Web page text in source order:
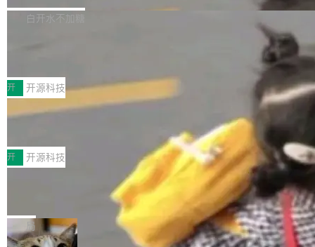
个主 agent 循环，外加一组后台 agent。这些后
库，并将作为transport接入Mooncake TENT。
MPComm将作为一种传输引擎接入Mooncake T
ENT，实现零拷贝传输性能提升30%、非零拷贝
传输性能最高提升5倍。UCL-MPComm底层基
于自研UCL-Engine通信引擎，后续腾讯网平将
持续开源更多基于UCL-Engine的高性能通信组
件。 腾讯网平团队在UCL-MPComm中实现了一
个独立于业务线程的全局通信引擎（Engine），
白开水不加糖
型案例入选名单》，深信服“面向企业研发场景的
开源 AI 编程平台 CoStrict 应用”凭借卓越的技术
创新与落地成效成功入选。 全链路私有化部署，
助力企业AI研发安全落地 当前，越来越多企业已
经开始引入 AI Coding 工具，通过调用公有云模
型或企业内部部署模型提升研发效率。但随着 AI
Coding 从个人辅助工具逐步走向团队级、组织
级应用，企业在规模化落地过程中，对安全性、
可控性和代码质量提出了更高要求。 首先是数据
安全与合规要求。对于大多数普通研发场景，公
开 开源科技
深信服AI算力网关入选工信部人工智能
前不久，工业和信息化部正式发布《2025年人工
智能应用典型案例名单》，集中展示人工智能在
各领域的应用成果，覆盖技术底座、行业赋能、
产品应用、支撑保障、专题等五大方向。深信服
AI算力网关（AI创新平台）成功入选！ 随着各行
各业的Agent走向规模化建设，算力构成形态逐
渐丰富，用户关注的重点也在发生变化：不只是
开 开源科技
Jeff Dean 离开 Google：一个时代的结
束，一个实验室的开始
Google 员工编号 20。MapReduce 作者之一。
Bigtable 作者之一。TensorFlow 的作者之一。
Gemini 的架构师。Google 首席科学家。 Jeff D
局